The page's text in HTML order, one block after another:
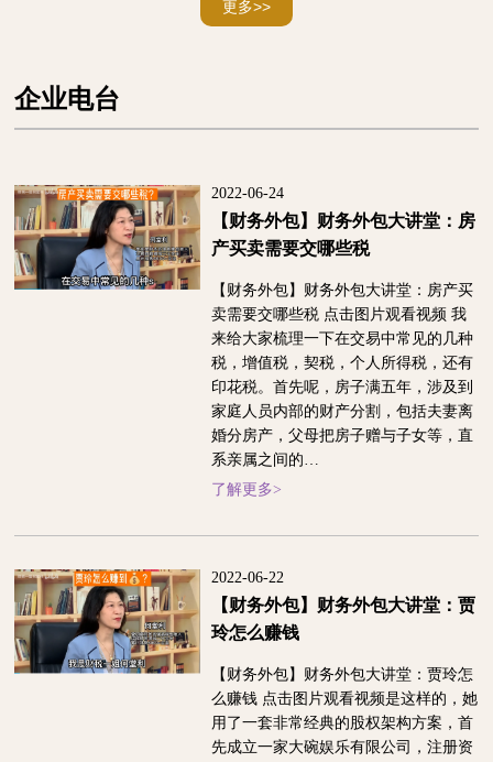
更多>>
企业电台
2022-06-24
【财务外包】财务外包大讲堂：房
产买卖需要交哪些税
【财务外包】财务外包大讲堂：房产买
卖需要交哪些税 点击图片观看视频 我
来给大家梳理一下在交易中常见的几种
税，增值税，契税，个人所得税，还有
印花税。首先呢，房子满五年，涉及到
家庭人员内部的财产分割，包括夫妻离
婚分房产，父母把房子赠与子女等，直
系亲属之间的…
了解更多>
2022-06-22
【财务外包】财务外包大讲堂：贾
玲怎么赚钱
【财务外包】财务外包大讲堂：贾玲怎
么赚钱 点击图片观看视频是这样的，她
用了一套非常经典的股权架构方案，首
先成立一家大碗娱乐有限公司，注册资